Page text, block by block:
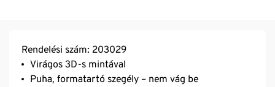
Rendelési szám: 203029
Virágos 3D-s mintával
Puha, formatartó szegély – nem vág be